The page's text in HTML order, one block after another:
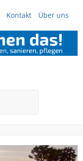
Kontakt Über uns